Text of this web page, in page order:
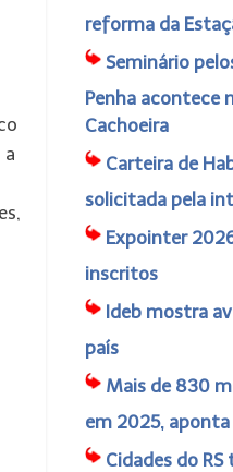
a
reforma da
Seminário
Penha acontece
Cachoeira
Carteira de
solicitada pela
Expointer
inscritos
Ideb mostra
país
Mais de 830
em 2025,
Cidades do